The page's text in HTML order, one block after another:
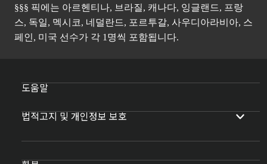
§§§ 픽에는 아르헨티나, 브라질, 캐나다, 잉글랜드, 프랑
스, 독일, 멕시코, 네덜란드, 포르투갈, 사우디아라비아, 스
페인, 미국 선수가 각 1명씩 포함됩니다.
도움말
법적고지 및 개인정보 보호